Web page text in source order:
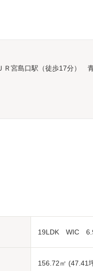
ＪＲ宮島口駅（徒歩17分）
19LDK WIC
156.72㎡ (47.41